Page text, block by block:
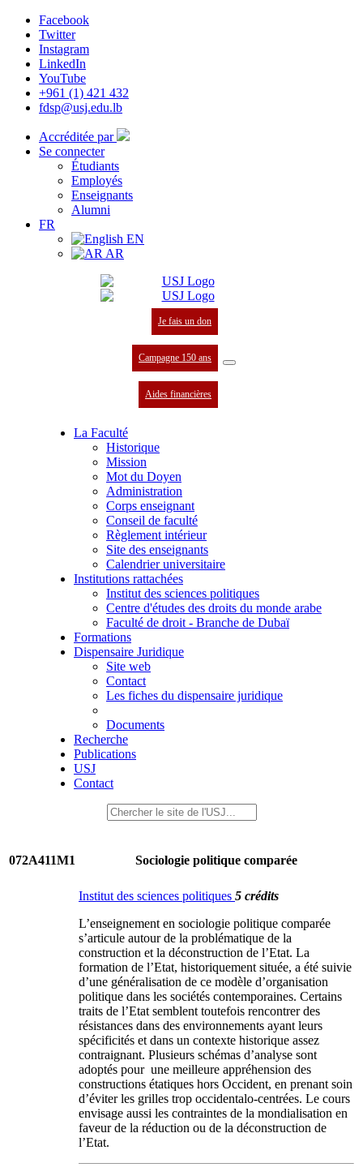
Facebook
Twitter
Instagram
LinkedIn
YouTube
+961 (1) 421 432
fdsp@usj.edu.lb
Accréditée par
Se connecter
Étudiants
Employés
Enseignants
Alumni
FR
EN
AR
Je fais un don
Campagne 150 ans
Aides financières
La Faculté
Historique
Mission
Mot du Doyen
Administration
Corps enseignant
Conseil de faculté
Règlement intérieur
Site des enseignants
Calendrier universitaire
Institutions rattachées
Institut des sciences politiques
Centre d'études des droits du monde arabe
Faculté de droit - Branche de Dubaï
Formations
Dispensaire Juridique
Site web
Contact
Les fiches du dispensaire juridique
Documents
Recherche
Publications
USJ
Contact
072A411M1 Sociologie politique comparée
Institut des sciences politiques 5 crédits
L’enseignement en sociologie politique comparée
s’articule autour de la problématique de la
construction et la déconstruction de l’Etat. La
formation de l’Etat, historiquement située, a été suivie
d’une généralisation de ce modèle d’organisation
politique dans les sociétés contemporaines. Certains
traits de l’Etat semblent toutefois rencontrer des
résistances dans des environnements ayant leurs
spécificités et dans un contexte historique assez
contraignant. Plusieurs schémas d’analyse sont
adoptés pour une meilleure appréhension des
constructions étatiques hors Occident, en prenant soin
d’éviter les grilles trop occidentalo-centrées. Le cours
envisage aussi les contraintes de la mondialisation en
faveur de la réduction ou de la déconstruction de
l’Etat.